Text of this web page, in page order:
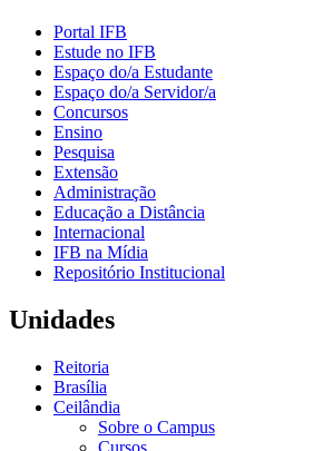
Portal IFB
Estude no IFB
Espaço do/a Estudante
Espaço do/a Servidor/a
Concursos
Ensino
Pesquisa
Extensão
Administração
Educação a Distância
Internacional
IFB na Mídia
Repositório Institucional
Unidades
Reitoria
Brasília
Ceilândia
Sobre o Campus
Cursos